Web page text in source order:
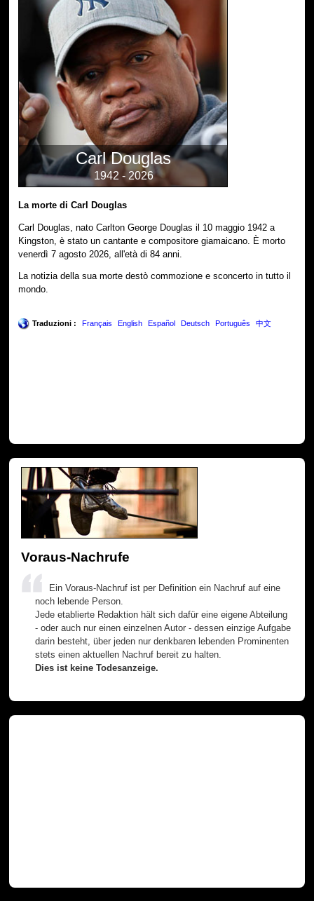
Carl Douglas
1942 - 2026
La morte di Carl Douglas
Carl Douglas, nato Carlton George Douglas il 10 maggio 1942 a
Kingston, è stato un cantante e compositore giamaicano. È morto
venerdì 7 agosto 2026, all'età di 84 anni.
La notizia della sua morte destò commozione e sconcerto in tutto il
mondo.
Traduzioni : Français English Español Deutsch Português 中文
Voraus-Nachrufe
Ein Voraus-Nachruf ist per Definition ein Nachruf auf eine
noch lebende Person.
Jede etablierte Redaktion hält sich dafür eine eigene Abteilung
- oder auch nur einen einzelnen Autor - dessen einzige Aufgabe
darin besteht, über jeden nur denkbaren lebenden Prominenten
stets einen aktuellen Nachruf bereit zu halten.
Dies ist keine Todesanzeige.